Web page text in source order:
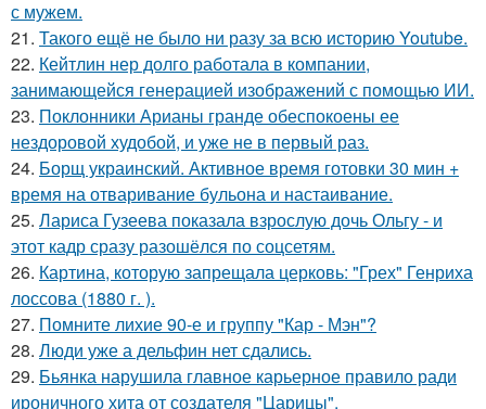
с мужем.
21. Такого ещё не было ни разу за всю историю Youtube.
22. Кейтлин нер долго работала в компании,
занимающейся генерацией изображений с помощью ИИ.
23. Поклонники Арианы гранде обеспокоены ее
нездоровой худобой, и уже не в первый раз.
24. Борщ украинский. Активное время готовки 30 мин +
время на отваривание бульона и настаивание.
25. Лариса Гузеева показала взрослую дочь Ольгу - и
этот кадр сразу разошёлся по соцсетям.
26. Картина, которую запрещала церковь: "Грех" Генриха
лоссова (1880 г. ).
27. Помните лихие 90-е и группу "Кар - Мэн"?
28. Люди уже а дельфин нет сдались.
29. Бьянка нарушила главное карьерное правило ради
ироничного хита от создателя "Царицы".